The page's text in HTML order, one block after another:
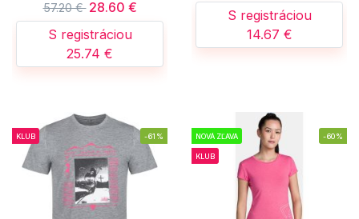
57.20 € 28.60 €
S registráciou
25.74 €
S registráciou
14.67 €
KLUB -61% NOVÁ ZĽAVA
KLUB
-60%